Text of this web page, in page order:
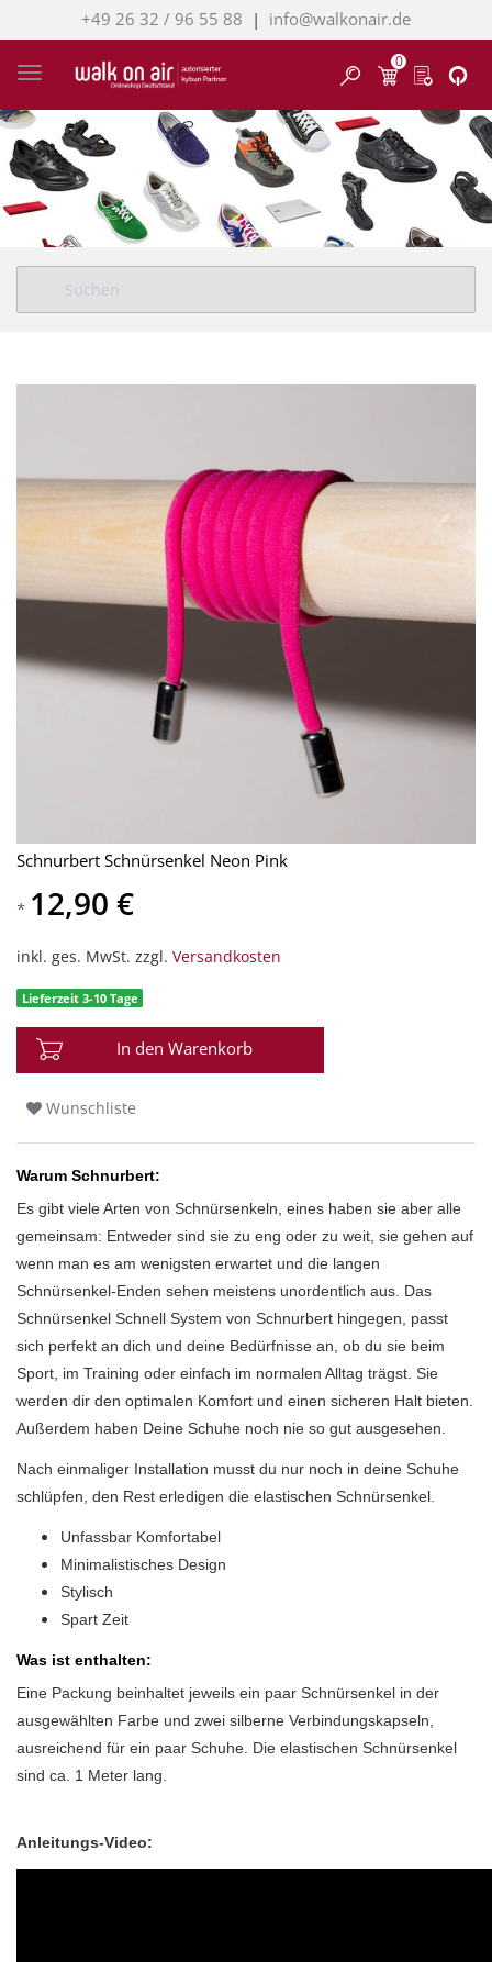
+49 26 32 / 96 55 88 | info@walkonair.de
Toggle navigation Finden
0
Schnurbert Schnürsenkel Neon Pink
* 12,90 €
inkl. ges. MwSt. zzgl. Versandkosten
Lieferzeit 3-10 Tage
In den Warenkorb
Wunschliste
Warum Schnurbert:
Es gibt viele Arten von Schnürsenkeln, eines haben sie aber alle
gemeinsam: Entweder sind sie zu eng oder zu weit, sie gehen auf
wenn man es am wenigsten erwartet und die langen
Schnürsenkel-Enden sehen meistens unordentlich aus. Das
Schnürsenkel Schnell System von Schnurbert hingegen, passt
sich perfekt an dich und deine Bedürfnisse an, ob du sie beim
Sport, im Training oder einfach im normalen Alltag trägst. Sie
werden dir den optimalen Komfort und einen sicheren Halt bieten.
Außerdem haben Deine Schuhe noch nie so gut ausgesehen.
Nach einmaliger Installation musst du nur noch in deine Schuhe
schlüpfen, den Rest erledigen die elastischen Schnürsenkel.
Unfassbar Komfortabel
Minimalistisches Design
Stylisch
Spart Zeit
Was ist enthalten:
Eine Packung beinhaltet jeweils ein paar Schnürsenkel in der
ausgewählten Farbe und zwei silberne Verbindungskapseln,
ausreichend für ein paar Schuhe. Die elastischen Schnürsenkel
sind ca. 1 Meter lang.
Anleitungs-Video: